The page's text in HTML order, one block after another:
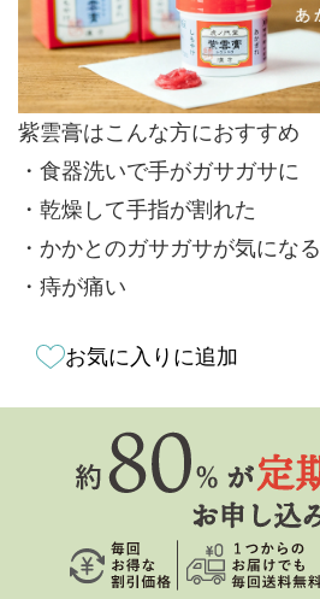
紫雲膏はこんな方におすすめ
・食器洗いで手がガサガサに
・乾燥して手指が割れた
・かかとのガサガサが気になる
・痔が痛い
お気に入りに追加